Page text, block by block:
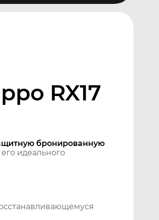
RX17
бронированную
идеального